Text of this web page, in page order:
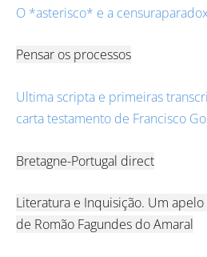
O *asterisco* e a
Pensar os processos
Ultima scripta e primeiras
carta testamento de Francisco
Bretagne-Portugal direct
Literatura e Inquisição. Um
de Romão Fagundes do Amaral